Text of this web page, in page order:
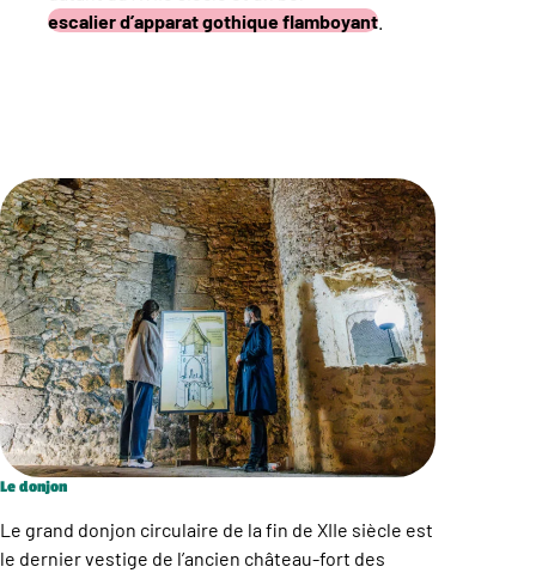
escalier d’apparat gothique flamboyant
Le donjon
Le grand donjon circulaire de la fin de XIIe siècle est
le dernier vestige de l’ancien château-fort des